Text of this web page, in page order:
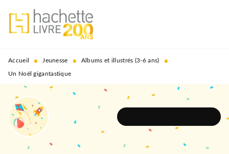
MENU RECHERCHE
PIED DE PAGE
Accueil • Jeunesse • Albums et illustrés (3-6 ans) •
Un Noël gigantastique